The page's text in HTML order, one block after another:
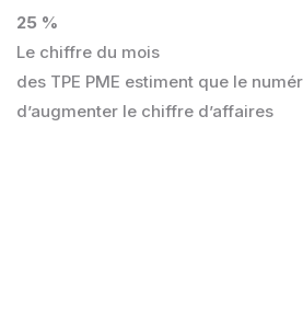
25 %
Le chiffre du mois
des TPE PME estiment que le
d’augmenter le chiffre d’affaires